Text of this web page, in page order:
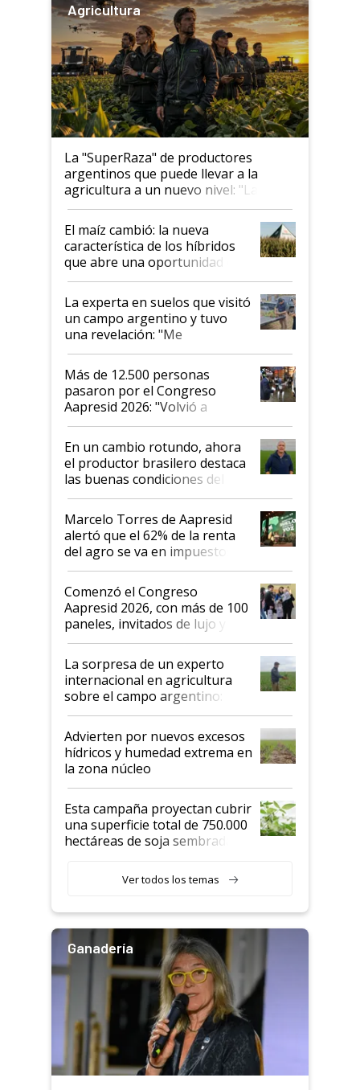
Agricultura
La "SuperRaza" de productores
argentinos que puede llevar a la
agricultura a un nuevo nivel: "Las
posibilidades de crecimiento son
infinitas"
El maíz cambió: la nueva
característica de los híbridos
que abre una oportunidad en
el lote
La experta en suelos que visitó
un campo argentino y tuvo
una revelación: "Me
impresionó mucho"
Más de 12.500 personas
pasaron por el Congreso
Aapresid 2026: "Volvió a
demostrar que hablar del
suelo es hablar de todo el
sistema productivo"
En un cambio rotundo, ahora
el productor brasilero destaca
las buenas condiciones del
agro argentino para invertir:
"Los veo más motivados"
Marcelo Torres de Aapresid
alertó que el 62% de la renta
del agro se va en impuestos:
"No es bueno que en
Argentina se sigan discutiendo
las mismas cosas de hace 50
años"
Comenzó el Congreso
Aapresid 2026, con más de 100
paneles, invitados de lujo y
todas las tendencias
La sorpresa de un experto
internacional en agricultura
sobre el campo argentino:
"Estoy muy impresionado"
Advierten por nuevos excesos
hídricos y humedad extrema en
la zona núcleo
Esta campaña proyectan cubrir
una superficie total de 750.000
hectáreas de soja sembradas
variedades que marcan un
salto tecnológico en genética y
Ver todos los temas
Ganadería